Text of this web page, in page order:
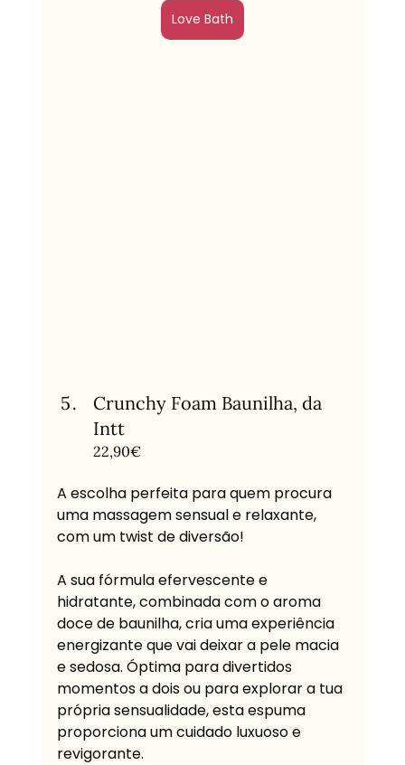
Love Bath
Crunchy Foam Baunilha, da
Intt
22,90€
A escolha perfeita para quem procura
uma massagem sensual e relaxante,
com um twist de diversão!
A sua fórmula efervescente e
hidratante, combinada com o aroma
doce de baunilha, cria uma experiência
energizante que vai deixar a pele macia
e sedosa. Óptima para divertidos
momentos a dois ou para explorar a tua
própria sensualidade, esta espuma
proporciona um cuidado luxuoso e
revigorante.